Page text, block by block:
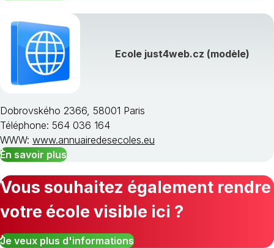
Ecole just4web.cz (modèle)
Dobrovského 2366, 58001 Paris
Téléphone: 564 036 164
WWW: www.annuairedesecoles.eu
En savoir plus
Vous souhaitez également rendre
votre école visible ici ?
Je veux plus d'informations